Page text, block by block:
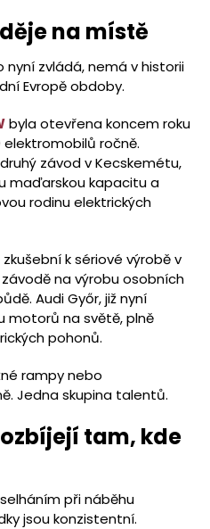
na místě
nyní zvládá, nemá v historii
Evropě obdoby.
byla otevřena koncem roku
elektromobilů ročně.
závod v Kecskemétu,
maďarskou kapacitu a
rodinu elektrických
k sériové výrobě v
na výrobu osobních
Audi Győr, již nyní
motorů na světě, plně
pohonů.
rampy nebo
Jedna skupina talentů.
tam, kde
při náběhu
jsou konzistentní.